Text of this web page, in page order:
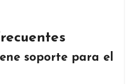
soporte para el